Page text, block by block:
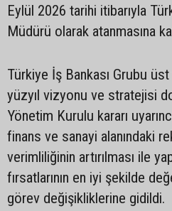
Eylül 2026 tarihi itibarıyla
Müdürü olarak atanmasına
Türkiye İş Bankası Grubu
yüzyıl vizyonu ve stratejisi
Yönetim Kurulu kararı
finans ve sanayi alanındaki
verimliliğinin artırılması ile
fırsatlarının en iyi şekilde
görev değişikliklerine gidildi.